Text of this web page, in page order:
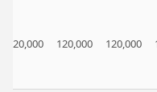
120,000
120,000
120,000